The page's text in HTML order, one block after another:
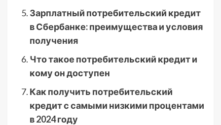
Зарплатный потребительский кредит
в Сбербанке: преимущества и условия
получения
Что такое потребительский кредит и
кому он доступен
Как получить потребительский
кредит с самыми низкими процентами
в 2024 году